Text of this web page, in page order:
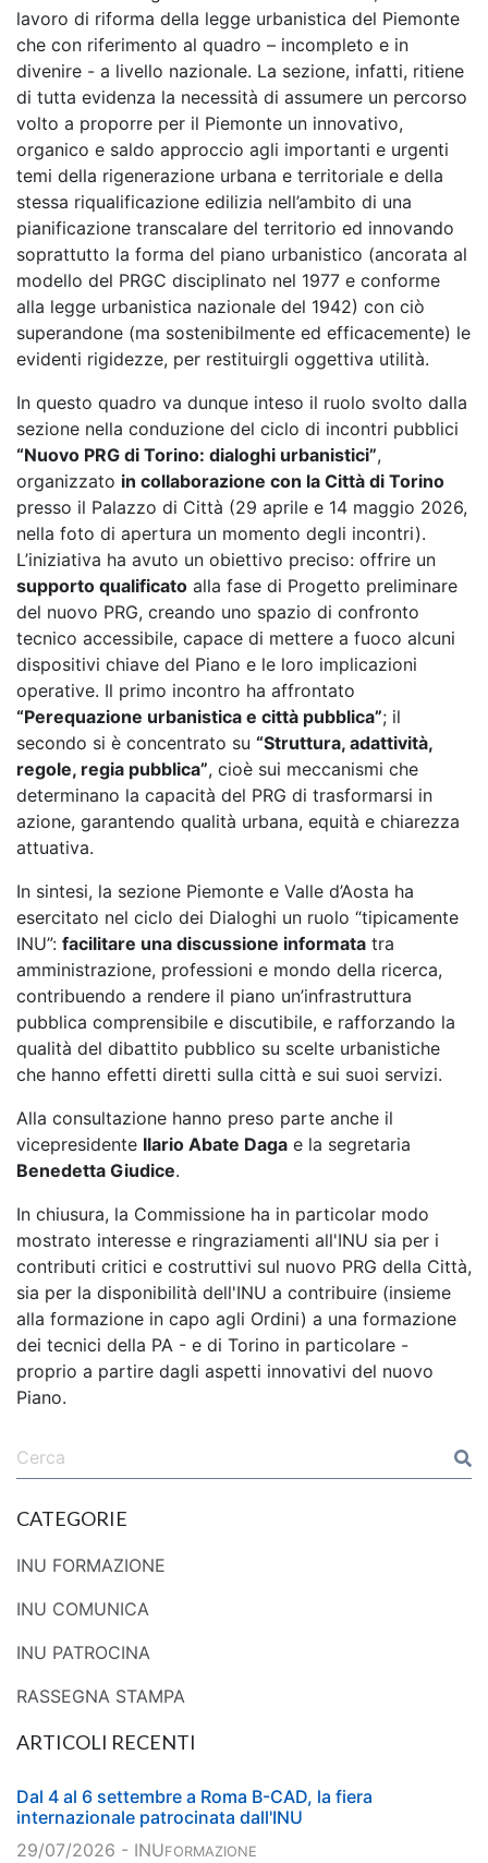
lavoro di riforma della legge urbanistica del Piemonte
che con riferimento al quadro – incompleto e in
divenire - a livello nazionale. La sezione, infatti, ritiene
di tutta evidenza la necessità di assumere un percorso
volto a proporre per il Piemonte un innovativo,
organico e saldo approccio agli importanti e urgenti
temi della rigenerazione urbana e territoriale e della
stessa riqualificazione edilizia nell’ambito di una
pianificazione transcalare del territorio ed innovando
soprattutto la forma del piano urbanistico (ancorata al
modello del PRGC disciplinato nel 1977 e conforme
alla legge urbanistica nazionale del 1942) con ciò
superandone (ma sostenibilmente ed efficacemente) le
evidenti rigidezze, per restituirgli oggettiva utilità.
In questo quadro va dunque inteso il ruolo svolto dalla
sezione nella conduzione del ciclo di incontri pubblici
“Nuovo PRG di Torino: dialoghi urbanistici”,
organizzato in collaborazione con la Città di Torino
presso il Palazzo di Città (29 aprile e 14 maggio 2026,
nella foto di apertura un momento degli incontri).
L’iniziativa ha avuto un obiettivo preciso: offrire un
supporto qualificato alla fase di Progetto preliminare
del nuovo PRG, creando uno spazio di confronto
tecnico accessibile, capace di mettere a fuoco alcuni
dispositivi chiave del Piano e le loro implicazioni
operative. Il primo incontro ha affrontato
“Perequazione urbanistica e città pubblica”; il
secondo si è concentrato su “Struttura, adattività,
regole, regia pubblica”, cioè sui meccanismi che
determinano la capacità del PRG di trasformarsi in
azione, garantendo qualità urbana, equità e chiarezza
attuativa.
In sintesi, la sezione Piemonte e Valle d’Aosta ha
esercitato nel ciclo dei Dialoghi un ruolo “tipicamente
INU”: facilitare una discussione informata tra
amministrazione, professioni e mondo della ricerca,
contribuendo a rendere il piano un’infrastruttura
pubblica comprensibile e discutibile, e rafforzando la
qualità del dibattito pubblico su scelte urbanistiche
che hanno effetti diretti sulla città e sui suoi servizi.
Alla consultazione hanno preso parte anche il
vicepresidente Ilario Abate Daga e la segretaria
Benedetta Giudice.
In chiusura, la Commissione ha in particolar modo
mostrato interesse e ringraziamenti all'INU sia per i
contributi critici e costruttivi sul nuovo PRG della Città,
sia per la disponibilità dell'INU a contribuire (insieme
alla formazione in capo agli Ordini) a una formazione
dei tecnici della PA - e di Torino in particolare -
proprio a partire dagli aspetti innovativi del nuovo
Piano.
CATEGORIE
INU FORMAZIONE
INU COMUNICA
INU PATROCINA
RASSEGNA STAMPA
ARTICOLI RECENTI
Dal 4 al 6 settembre a Roma B-CAD, la fiera
internazionale patrocinata dall'INU
29/07/2026 - INUFORMAZIONE